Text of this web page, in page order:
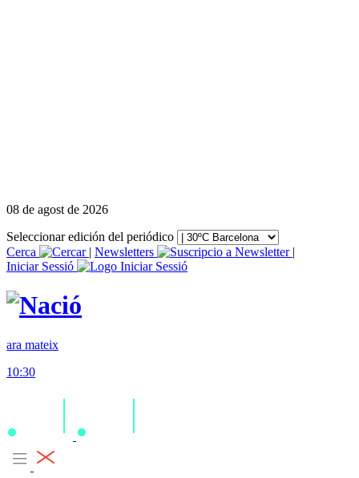
08 de agost de 2026
Seleccionar edición del periódico
Cerca
| Newsletters
|
Iniciar Sessió
ara mateix
10:30